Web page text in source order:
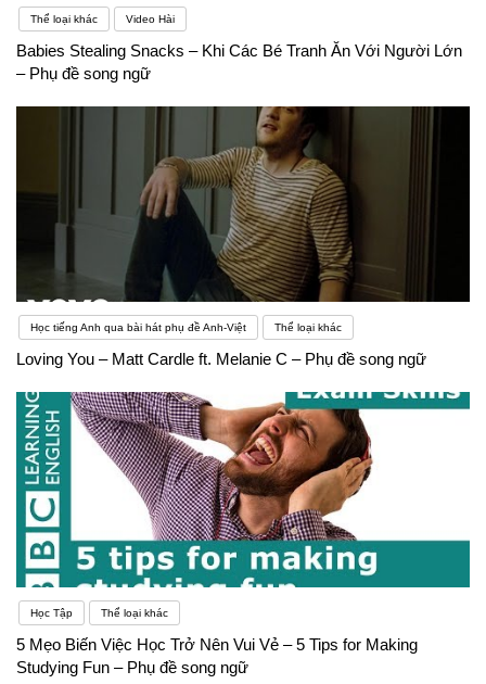
Thể loại khác Video Hài
Babies Stealing Snacks – Khi Các Bé Tranh Ăn Với Người Lớn
– Phụ đề song ngữ
Học tiếng Anh qua bài hát phụ đề Anh-Việt Thể loại khác
Loving You – Matt Cardle ft. Melanie C – Phụ đề song ngữ
Học Tập Thể loại khác
5 Mẹo Biến Việc Học Trở Nên Vui Vẻ – 5 Tips for Making
Studying Fun – Phụ đề song ngữ